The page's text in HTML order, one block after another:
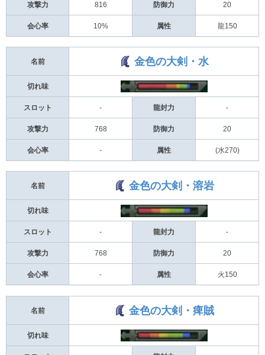
攻撃力 816 防御力 20
会心率 10% 属性 龍150
名前 金色の大剣・水
切れ味
スロット - 龍封力 -
攻撃力 768 防御力 20
会心率 - 属性 (水270)
名前 金色の大剣・溶岩
切れ味
スロット - 龍封力 -
攻撃力 768 防御力 20
会心率 - 属性 火150
名前 金色の大剣・痺賊
切れ味